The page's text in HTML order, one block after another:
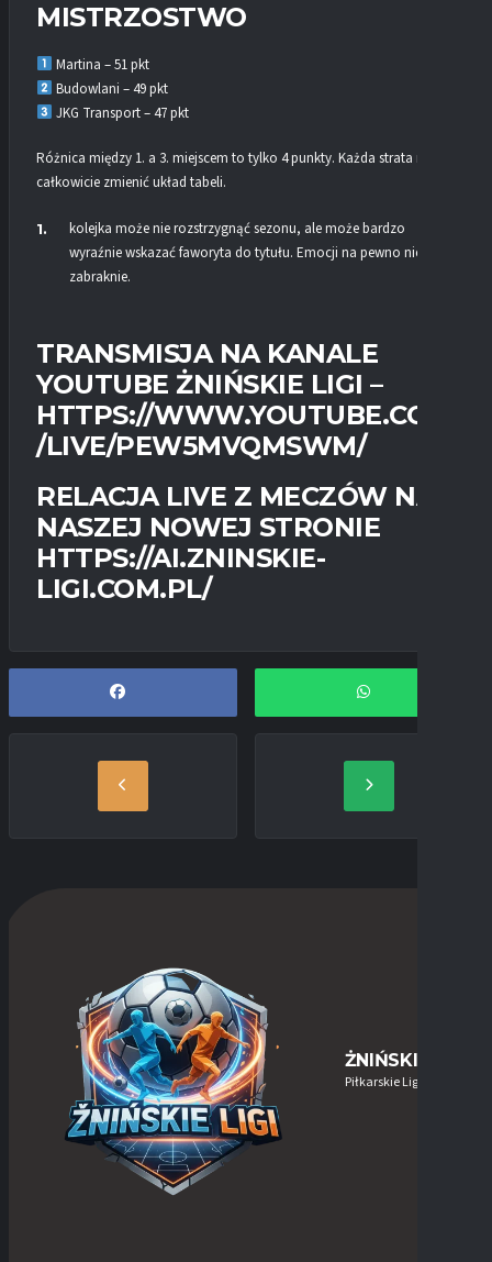
MISTRZOSTWO
Martina – 51 pkt
Budowlani – 49 pkt
JKG Transport – 47 pkt
Różnica między 1. a 3. miejscem to tylko 4 punkty. Każda strata może
całkowicie zmienić układ tabeli.
kolejka może nie rozstrzygnąć sezonu, ale może bardzo
wyraźnie wskazać faworyta do tytułu. Emocji na pewno nie
zabraknie.
TRANSMISJA NA KANALE
YOUTUBE ŻNIŃSKIE LIGI –
HTTPS://WWW.YOUTUBE.COM
/LIVE/PEW5MVQMSWM/
RELACJA LIVE Z MECZÓW NA
NASZEJ NOWEJ STRONIE
HTTPS://AI.ZNINSKIE-
LIGI.COM.PL/
ŻNIŃSKIE-LIGI
Piłkarskie Ligi w Żninie